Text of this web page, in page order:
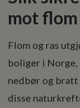
mot flom
Flom og ras
boliger i Norge,
nedbør og bratt
disse